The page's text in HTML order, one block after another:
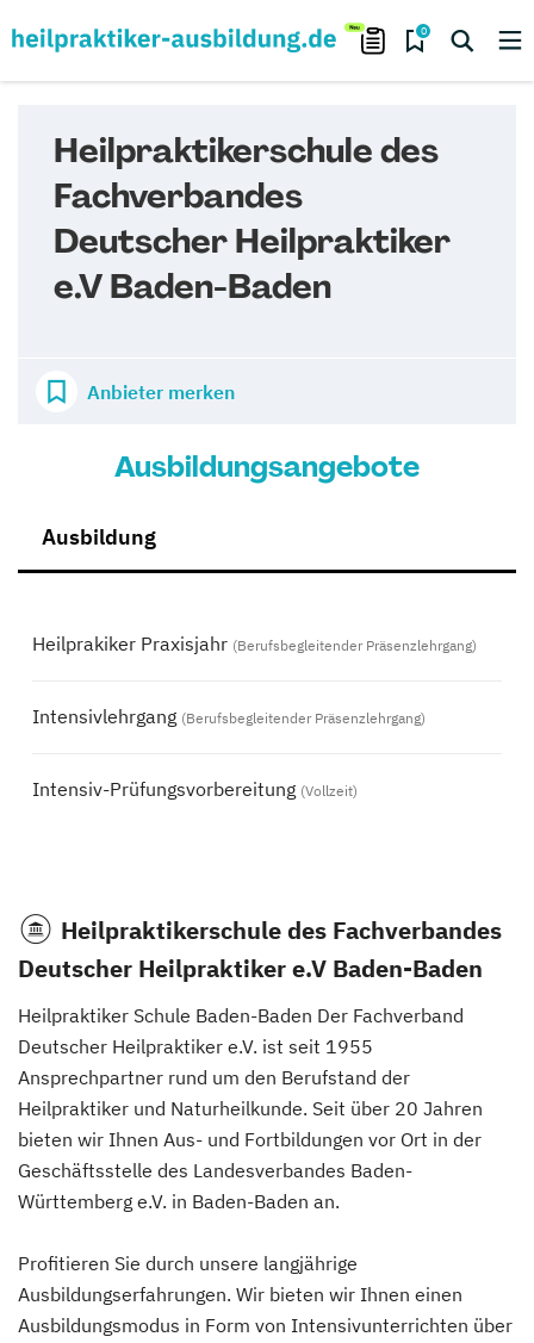
0
Heilpraktikerschule des
Fachverbandes
Deutscher Heilpraktiker
e.V Baden-Baden
Anbieter merken
Ausbildungsangebote
Ausbildung
Heilprakiker Praxisjahr (Berufsbegleitender Präsenzlehrgang)
Intensivlehrgang (Berufsbegleitender Präsenzlehrgang)
Intensiv-Prüfungsvorbereitung (Vollzeit)
Heilpraktikerschule des Fachverbandes
Deutscher Heilpraktiker e.V Baden-Baden
Heilpraktiker Schule Baden-Baden Der Fachverband
Deutscher Heilpraktiker e.V. ist seit 1955
Ansprechpartner rund um den Berufstand der
Heilpraktiker und Naturheilkunde. Seit über 20 Jahren
bieten wir Ihnen Aus- und Fortbildungen vor Ort in der
Geschäftsstelle des Landesverbandes Baden-
Württemberg e.V. in Baden-Baden an.
Profitieren Sie durch unsere langjährige
Ausbildungserfahrungen. Wir bieten wir Ihnen einen
Ausbildungsmodus in Form von Intensivunterrichten über